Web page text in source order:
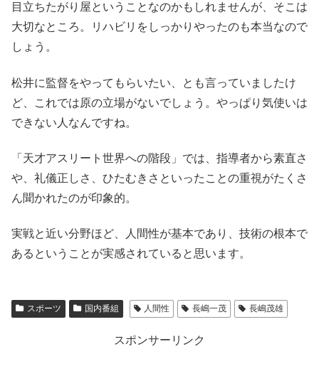
目立ちたがり屋ということなのかもしれませんが、そこは
大切なところ。リハビリをしっかりやったのも本当なので
しょう。
松井に監督をやってもらいたい、とも言っていましたけ
ど、これでは原の立場がないでしょう。やっぱり気使いは
できない人なんですね。
「天才アスリート世界への階段」では、指導者から素直さ
や、礼儀正しさ、ひたむきさといったことの重視がたくさ
ん聞かれたのが印象的。
実戦と近い分野ほど、人間性が基本であり、技術の根本で
あるということが実感されていると思います。
スポーツ 国内番組 人間性 長嶋一茂 長嶋茂雄
スポンサーリンク